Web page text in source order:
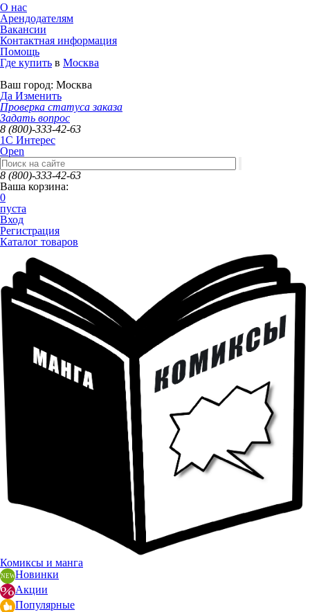
О нас
Арендодателям
Вакансии
Контактная информация
Помощь
Где купить в Москва
Ваш город: Москва
Да Изменить
Проверка статуса заказа
Задать вопрос
8 (800)-333-42-63
1C Интерес
Open
8 (800)-333-42-63
Ваша корзина:
0
пуста
Вход
Регистрация
Каталог товаров
Комиксы и манга
Новинки
Акции
Популярные